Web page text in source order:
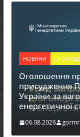
НОВИНИ
Оголошення
присудження
України за
енергетичної
06.08.2026 gormr